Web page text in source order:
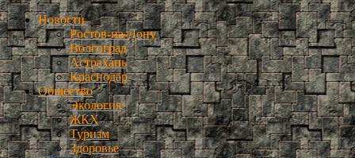
Новости
Ростов-на-Дону
Волгоград
Астрахань
Краснодар
Общество
Экология
ЖКХ
Туризм
Здоровье